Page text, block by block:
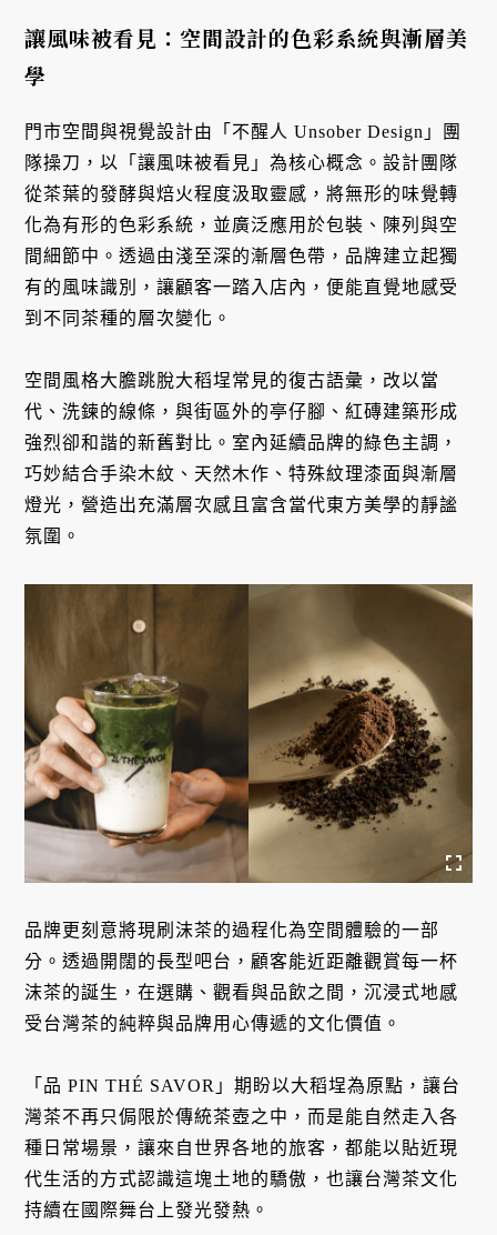
讓風味被看見：空間設計的色彩系統與漸層美
學
門市空間與視覺設計由「不醒人 Unsober Design」團
隊操刀，以「讓風味被看見」為核心概念。設計團隊
從茶葉的發酵與焙火程度汲取靈感，將無形的味覺轉
化為有形的色彩系統，並廣泛應用於包裝、陳列與空
間細節中。透過由淺至深的漸層色帶，品牌建立起獨
有的風味識別，讓顧客一踏入店內，便能直覺地感受
到不同茶種的層次變化。
空間風格大膽跳脫大稻埕常見的復古語彙，改以當
代、洗鍊的線條，與街區外的亭仔腳、紅磚建築形成
強烈卻和諧的新舊對比。室內延續品牌的綠色主調，
巧妙結合手染木紋、天然木作、特殊紋理漆面與漸層
燈光，營造出充滿層次感且富含當代東方美學的靜謐
氛圍。
品牌更刻意將現刷沫茶的過程化為空間體驗的一部
分。透過開闊的長型吧台，顧客能近距離觀賞每一杯
沫茶的誕生，在選購、觀看與品飲之間，沉浸式地感
受台灣茶的純粹與品牌用心傳遞的文化價值。
「品 PIN THÉ SAVOR」期盼以大稻埕為原點，讓台
灣茶不再只侷限於傳統茶壺之中，而是能自然走入各
種日常場景，讓來自世界各地的旅客，都能以貼近現
代生活的方式認識這塊土地的驕傲，也讓台灣茶文化
持續在國際舞台上發光發熱。